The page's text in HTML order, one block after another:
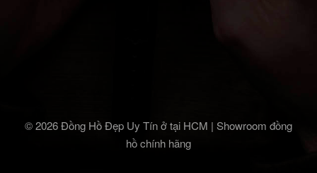
© 2026 Đồng Hồ Đẹp Uy Tín ở tại HCM | Showroom đồng
hồ chính hãng‎